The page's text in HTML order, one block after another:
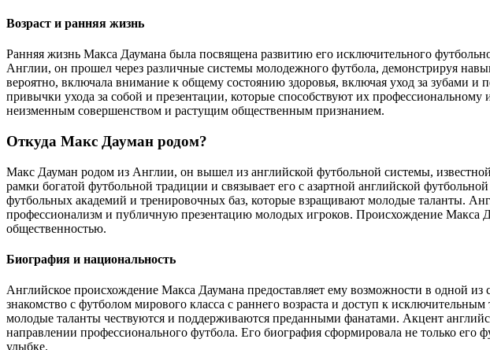
Возраст и ранняя жизнь
Ранняя жизнь Макса Даумана была посвящена развитию его исключительного
Англии, он прошел через различные системы молодежного футбола, демонстрируя
вероятно, включала внимание к общему состоянию здоровья, включая уход за
привычки ухода за собой и презентации, которые способствуют их
неизменным совершенством и растущим общественным признанием.
Откуда Макс Дауман родом?
Макс Дауман родом из Англии, он вышел из английской футбольной системы,
рамки богатой футбольной традиции и связывает его с азартной английской
футбольных академий и тренировочных баз, которые взращивают молодые таланты.
профессионализм и публичную презентацию молодых игроков. Происхождение Макса
общественностью.
Биография и национальность
Английское происхождение Макса Даумана предоставляет ему возможности в одной
знакомство с футболом мирового класса с раннего возраста и доступ к
молодые таланты чествуются и поддерживаются преданными фанатами. Акцент
направлении профессионального футбола. Его биография сформировала не только
улыбке.